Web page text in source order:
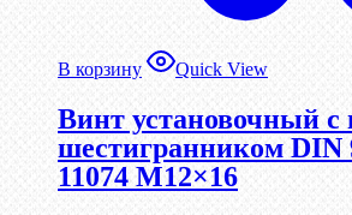
В корзину Quick View
Винт установочный с
шестигранником
11074 М12×16